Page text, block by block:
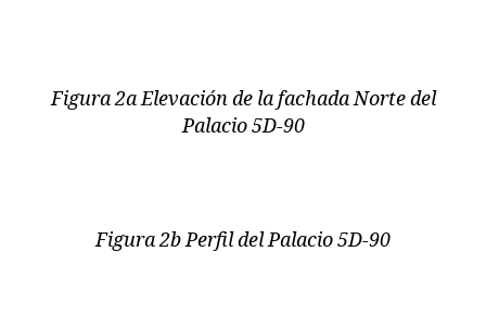
Figura 2a Elevación de la fachada Norte del
Palacio 5D-90
Figura 2b Perfil del Palacio 5D-90